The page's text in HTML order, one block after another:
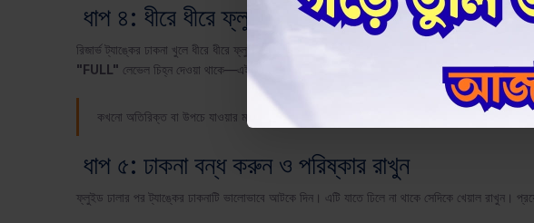
ধাপ ৪: ধীরে ধীরে ফ্লুইড ঢালুন
রিজার্ভ ট্যাঙ্কের ঢাকনা খুলে ধীরে ধীরে ফ্লুইড ঢালুন। ঢালার সময় খেয়াল করুন ট্যাঙ্কটি সাধারণত স্বচ্ছ
"FULL" লেভেল চিহ্ন দেওয়া থাকে—এই পর্যন্তই ভরুন।
কখনো অতিরিক্ত বা উপচে যাওয়ার মতো ফ্লুইড দেবেন না, এতে ওভারফ্লো হয়ে অন্য অংশে ছড়িয়ে পড়তে
ধাপ ৫: ঢাকনা বন্ধ করুন ও পরিষ্কার রাখুন
ফ্লুইড ঢালার পর ট্যাঙ্কের ঢাকনাটি ভালোভাবে আটকে দিন। এটি যাতে ঢিলে না থাকে সেদিকে খেয়াল রাখুন।